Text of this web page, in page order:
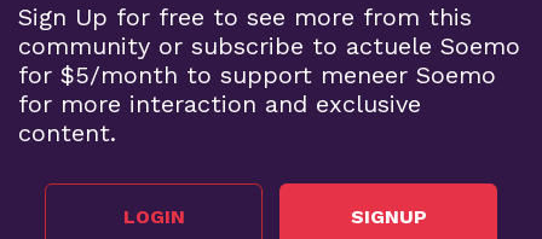
Sign Up for free to see more from this
community or subscribe to actuele Soemo
for $5/month to support meneer Soemo
for more interaction and exclusive
content.
LOGIN SIGNUP